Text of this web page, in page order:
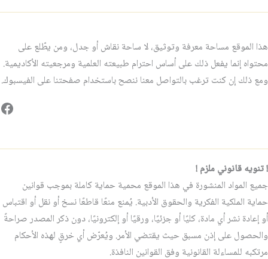
هذا الموقع مساحة معرفة وتوثيق، لا ساحة نقاش أو جدل، ومن يطّلع على
محتواه إنما يفعل ذلك على أساس احترام طبيعته العلمية ومرجعيته الأكاديمية.
ومع ذلك إن كنت ترغب بالتواصل معنا ننصح باستخدام صفحتنا على الفيسبوك.
! تنويه قانوني ملزم !
جميع المواد المنشورة في هذا الموقع محمية حماية كاملة بموجب قوانين
حماية الملكية الفكرية والحقوق الأدبية. يُمنع منعًا قاطعًا نسخ أو نقل أو اقتباس
أو إعادة نشر أي مادة، كليًا أو جزئيًا، ورقيًا أو إلكترونيًا، دون ذكر المصدر صراحةً
والحصول على إذن مسبق حيث يقتضي الأمر. ويُعرّض أي خرقٍ لهذه الأحكام
مرتكبه للمساءلة القانونية وفق القوانين النافذة.